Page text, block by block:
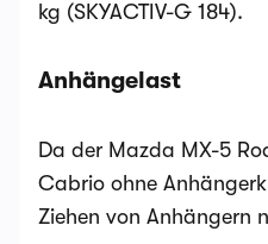
kg (SKYACTIV-G 184).
Anhängelast
Da der Mazda MX-5
Cabrio ohne
Ziehen von Anhängern